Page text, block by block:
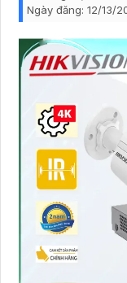
Ngày đăng: 12/13/